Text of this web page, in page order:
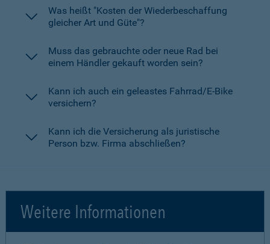
Was heißt "Kosten der Wiederbeschaffung
gleicher Art und Güte"?
Muss das gebrauchte oder neue Rad bei
einem Händler gekauft worden sein?
Kann ich auch ein geleastes Fahrrad/E-Bike
versichern?
Kann ich die Versicherung als juristische
Person bzw. Firma abschließen?
Weitere Informationen